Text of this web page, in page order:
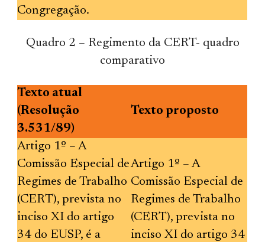
Congregação.
Quadro 2 – Regimento da CERT- quadro
comparativo
Texto atual
(Resolução
3.531/89)
Texto proposto
Artigo 1º – A
Comissão Especial de
Regimes de Trabalho
(CERT), prevista no
inciso XI do artigo
34 do EUSP, é a
Artigo 1º – A
Comissão Especial de
Regimes de Trabalho
(CERT), prevista no
inciso XI do artigo 34